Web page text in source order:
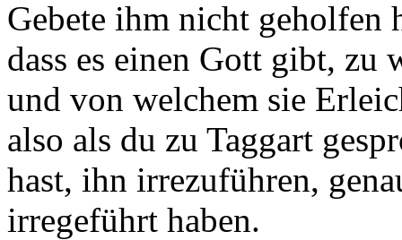
Gebete ihm nicht geholfen
dass es einen Gott gibt, zu
und von welchem sie
also als du zu Taggart
hast, ihn irrezuführen,
irregeführt haben.